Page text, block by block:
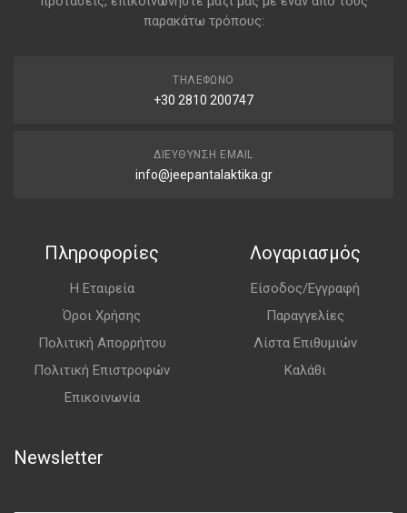
παρακάτω τρόπους:
ΤΗΛΈΦΩΝΟ
+30 2810 200747
ΔΙΕΎΘΥΝΣΗ EMAIL
info@jeepantalaktika.gr
Πληροφορίες
Η Εταιρεία
Όροι Χρήσης
Πολιτική Απορρήτου
Πολιτική Επιστροφών
Επικοινωνία
Λογαριασμός
Είσοδος/Εγγραφή
Παραγγελίες
Λίστα Επιθυμιών
Καλάθι
Newsletter